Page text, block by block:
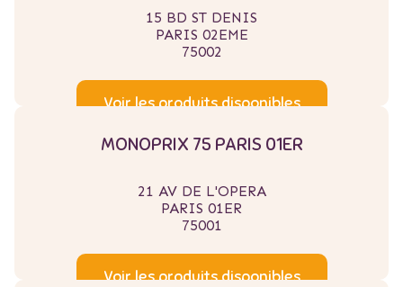
15 BD ST DENIS
PARIS 02EME
75002
Voir les produits disponibles
MONOPRIX 75 PARIS 01ER
21 AV DE L'OPERA
PARIS 01ER
75001
Voir les produits disponibles